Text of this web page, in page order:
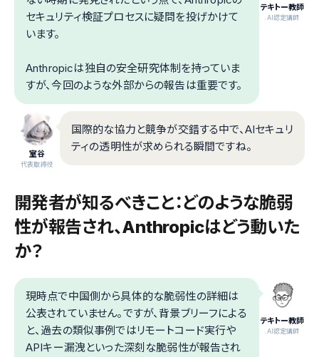
テキトー教師
.AI認定講師
セキュリティ検証プロセスに疑問を投げかけて
います。
Anthropicは独自の安全研究体制を持っていま
すが、今回のような外部からの報告は重要です。
室谷
代表取締役
国際的な協力と競争が交錯する中で、AIセキュリ
ティの透明性が求められる瞬間ですね。
開発者が知るべきこと：どのような脆弱
性が報告され、Anthropicはどう動いた
か？
テキトー教師
.AI認定講師
現時点で中国側から具体的な脆弱性の詳細は
公表されていません。ですが、背景ブリーフによる
と、過去の類似事例ではリモートコード実行や
APIキー漏洩といった深刻な脆弱性が報告され